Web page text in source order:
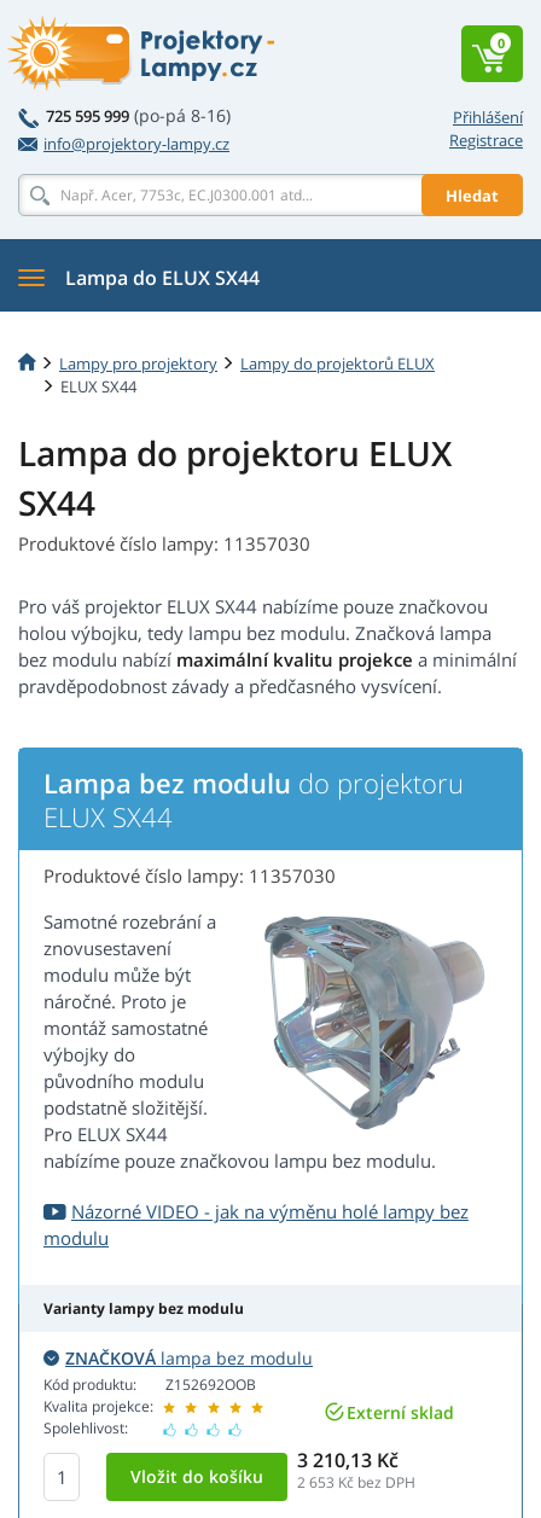
Přihlášení
Registrace
725 595 999 (po-pá 8-16)
info@projektory-lampy.cz
Hledat
0
Lampa do ELUX SX44
Lampy pro projektory
Lampy do projektorů ELUX
ELUX SX44
Lampa do projektoru ELUX
SX44
Produktové číslo lampy: 11357030
Pro váš projektor ELUX SX44 nabízíme pouze značkovou
holou výbojku, tedy lampu bez modulu. Značková lampa
bez modulu nabízí maximální kvalitu projekce a minimální
pravděpodobnost závady a předčasného vysvícení.
Lampa bez modulu do projektoru
ELUX SX44
Produktové číslo lampy: 11357030
Samotné rozebrání a
znovusestavení
modulu může být
náročné. Proto je
montáž samostatné
výbojky do
původního modulu
podstatně složitější.
Pro ELUX SX44
nabízíme pouze značkovou lampu bez modulu.
Názorné VIDEO - jak na výměnu holé lampy bez
modulu
Varianty lampy bez modulu
ZNAČKOVÁ lampa bez modulu
Kód produktu:
Kvalita projekce:
Spolehlivost:
Z152692OOB
Externí sklad
3 210,13 Kč
2 653 Kč bez DPH